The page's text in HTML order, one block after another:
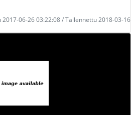
2017-06-26 03:22:08 / Tallennettu 2018-03-16